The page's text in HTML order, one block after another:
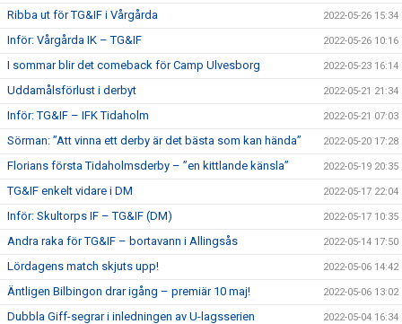
Ribba ut för TG&IF i Vårgårda 2022-05-26 15:34
Inför: Vårgårda IK – TG&IF 2022-05-26 10:16
I sommar blir det comeback för Camp Ulvesborg 2022-05-23 16:14
Uddamålsförlust i derbyt 2022-05-21 21:34
Inför: TG&IF – IFK Tidaholm 2022-05-21 07:03
Sörman: ”Att vinna ett derby är det bästa som kan hända” 2022-05-20 17:28
Florians första Tidaholmsderby – ”en kittlande känsla” 2022-05-19 20:35
TG&IF enkelt vidare i DM 2022-05-17 22:04
Inför: Skultorps IF – TG&IF (DM) 2022-05-17 10:35
Andra raka för TG&IF – bortavann i Allingsås 2022-05-14 17:50
Lördagens match skjuts upp! 2022-05-06 14:42
Äntligen Bilbingon drar igång – premiär 10 maj! 2022-05-06 13:02
Dubbla Giff-segrar i inledningen av U-lagsserien 2022-05-04 16:34